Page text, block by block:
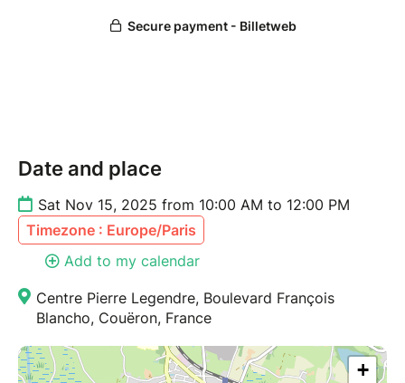
https://urlr.me/9JTj4C
Date and place
Sat Nov 15, 2025 from 10:00 AM to 12:00 PM
Timezone : Europe/Paris
Add to my calendar
Centre Pierre Legendre, Boulevard François
Blancho, Couëron, France
+